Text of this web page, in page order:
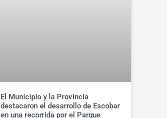
El Municipio y la Provincia
destacaron el desarrollo de Escobar
en una recorrida por el Parque